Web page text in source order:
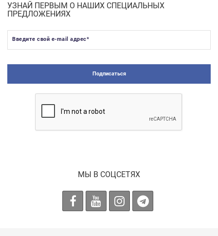
УЗНАЙ ПЕРВЫМ О НАШИХ СПЕЦИАЛЬНЫХ
ПРЕДЛОЖЕНИЯХ
Введите свой e-mail адрес*
Подписаться
МЫ В СОЦСЕТЯХ